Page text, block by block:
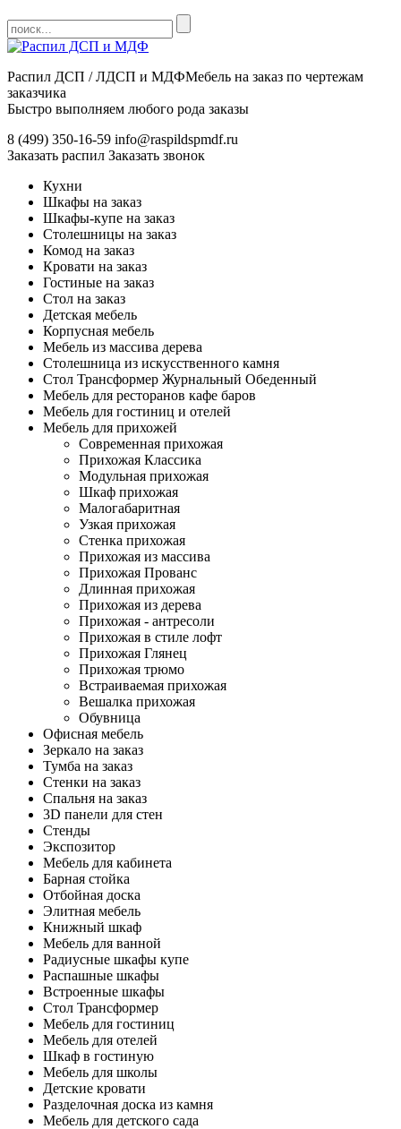
Распил ДСП / ЛДСП и МДФМебель на заказ по чертежам
заказчика
Быстро выполняем любого рода заказы
8 (499) 350-16-59 info@raspildspmdf.ru
Заказать распил Заказать звонок
Кухни
Шкафы на заказ
Шкафы-купе на заказ
Столешницы на заказ
Комод на заказ
Кровати на заказ
Гостиные на заказ
Стол на заказ
Детская мебель
Корпусная мебель
Мебель из массива дерева
Столешница из искусственного камня
Стол Трансформер Журнальный Обеденный
Мебель для ресторанов кафе баров
Мебель для гостиниц и отелей
Мебель для прихожей
Современная прихожая
Прихожая Классика
Модульная прихожая
Шкаф прихожая
Малогабаритная
Узкая прихожая
Стенка прихожая
Прихожая из массива
Прихожая Прованс
Длинная прихожая
Прихожая из дерева
Прихожая - антресоли
Прихожая в стиле лофт
Прихожая Глянец
Прихожая трюмо
Встраиваемая прихожая
Вешалка прихожая
Обувница
Офисная мебель
Зеркало на заказ
Тумба на заказ
Стенки на заказ
Спальня на заказ
3D панели для стен
Стенды
Экспозитор
Мебель для кабинета
Барная стойка
Отбойная доска
Элитная мебель
Книжный шкаф
Мебель для ванной
Радиусные шкафы купе
Распашные шкафы
Встроенные шкафы
Стол Трансформер
Мебель для гостиниц
Мебель для отелей
Шкаф в гостиную
Мебель для школы
Детские кровати
Разделочная доска из камня
Мебель для детского сада